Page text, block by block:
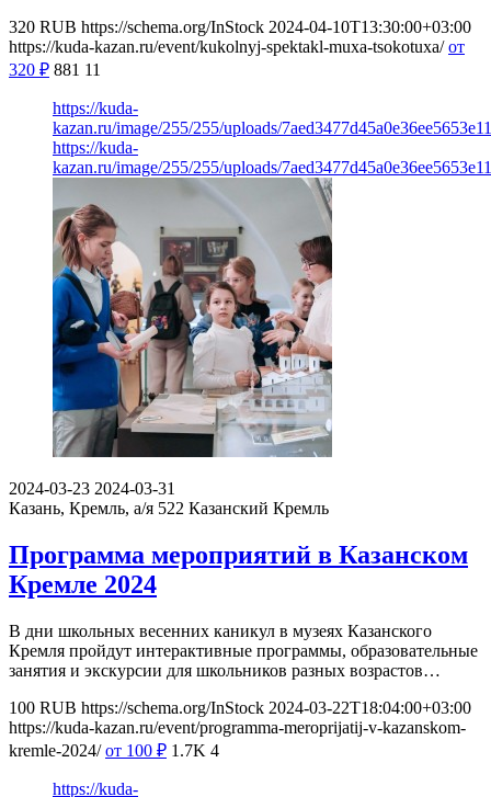
320 RUB https://schema.org/InStock 2024-04-10T13:30:00+03:00
https://kuda-kazan.ru/event/kukolnyj-spektakl-muxa-tsokotuxa/ от
320 ₽ 881 11
https://kuda-
kazan.ru/image/255/255/uploads/
https://kuda-
kazan.ru/image/255/255/uploads/
2024-03-23 2024-03-31
Казань, Кремль, а/я 522 Казанский Кремль
Программа мероприятий в Казанском
Кремле 2024
В дни школьных весенних каникул в музеях Казанского
Кремля пройдут интерактивные программы, образовательные
занятия и экскурсии для школьников разных возрастов…
100 RUB https://schema.org/InStock 2024-03-22T18:04:00+03:00
https://kuda-kazan.ru/event/programma-meroprijatij-v-kazanskom-
kremle-2024/ от 100 ₽ 1.7K 4
https://kuda-